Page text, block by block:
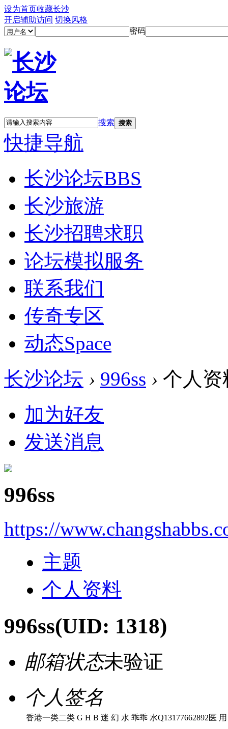
设为首页收藏长沙
开启辅助访问 切换风格
密码
搜索 搜索
快捷导航
长沙论坛BBS
长沙旅游
长沙招聘求职
论坛模拟服务
联系我们
传奇专区
动态Space
长沙论坛 › 996ss › 个人资
加为好友
发送消息
996ss
https://
主题
个人资料
996ss(UID: 1318)
邮箱状态未验证
个人签名
香港一类二类 G H B 迷 幻 水 乖乖 水Q13177662892医